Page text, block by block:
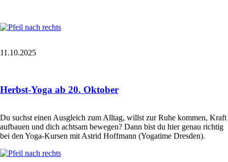
11.10.2025
Herbst-Yoga ab 20. Oktober
Du suchst einen Ausgleich zum Alltag, willst zur Ruhe kommen, Kraft
aufbauen und dich achtsam bewegen? Dann bist du hier genau richtig
bei den Yoga-Kursen mit Astrid Hoffmann (Yogatime Dresden).